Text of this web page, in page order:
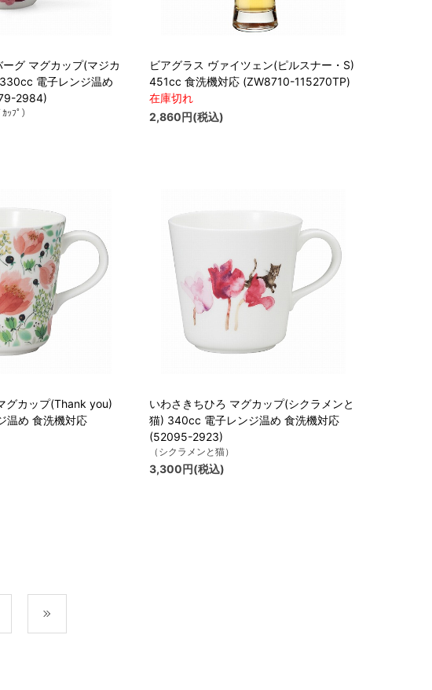
グ マグカップ(マジカ
電子レンジ温め
2984)
ｯﾌﾟ）
ビアグラス ヴァイツェン(ピルスナー・S)
451cc 食洗機対応 (ZW8710-115270TP)
在庫切れ
2,860円(税込)
グカップ(Thank you)
温め 食洗機対応
いわさきちひろ マグカップ(シクラメンと
猫) 340cc 電子レンジ温め 食洗機対応
(52095-2923)
（シクラメンと猫）
3,300円(税込)